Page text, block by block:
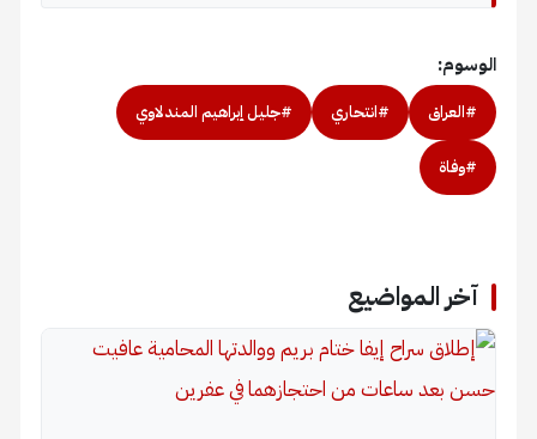
الوسوم:
#العراق #انتحاري #جليل إبراهيم المندلاوي
#وفاة
آخر المواضيع